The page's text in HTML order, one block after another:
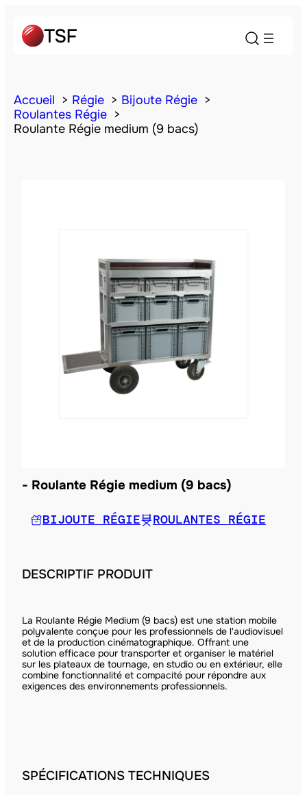
Accueil Régie
Bijoute Régie
Roulantes Régie
Roulante Régie medium (9 bacs)
Roulante Régie medium (9 bacs)
BIJOUTE RÉGIE ROULANTES RÉGIE
DESCRIPTIF PRODUIT
La Roulante Régie Medium (9 bacs) est une station mobile
polyvalente conçue pour les professionnels de l'audiovisuel
et de la production cinématographique. Offrant une
solution efficace pour transporter et organiser le matériel
sur les plateaux de tournage, en studio ou en extérieur, elle
combine fonctionnalité et compacité pour répondre aux
exigences des environnements professionnels.
SPÉCIFICATIONS TECHNIQUES